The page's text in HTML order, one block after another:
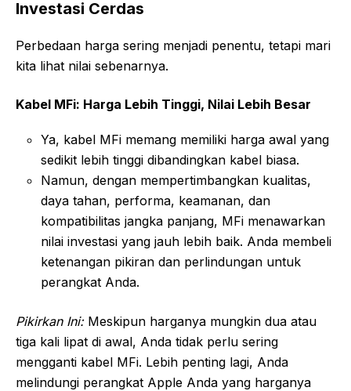
Investasi Cerdas
Perbedaan harga sering menjadi penentu, tetapi mari
kita lihat nilai sebenarnya.
Kabel MFi: Harga Lebih Tinggi, Nilai Lebih Besar
Ya, kabel MFi memang memiliki harga awal yang
sedikit lebih tinggi dibandingkan kabel biasa.
Namun, dengan mempertimbangkan kualitas,
daya tahan, performa, keamanan, dan
kompatibilitas jangka panjang, MFi menawarkan
nilai investasi yang jauh lebih baik. Anda membeli
ketenangan pikiran dan perlindungan untuk
perangkat Anda.
Pikirkan Ini:Meskipun harganya mungkin dua atau
tiga kali lipat di awal, Anda tidak perlu sering
mengganti kabel MFi. Lebih penting lagi, Anda
melindungi perangkat Apple Anda yang harganya